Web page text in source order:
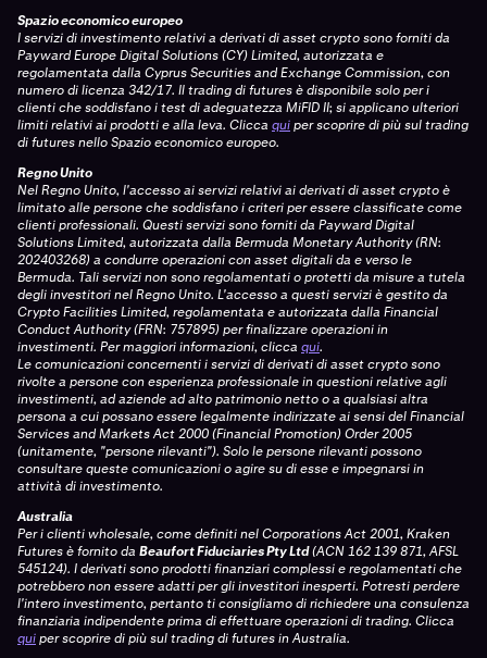
Spazio economico europeo
I servizi di investimento relativi a derivati di asset crypto sono forniti da
Payward Europe Digital Solutions (CY) Limited, autorizzata e
regolamentata dalla Cyprus Securities and Exchange Commission, con
numero di licenza 342/17. Il trading di futures è disponibile solo per i
clienti che soddisfano i test di adeguatezza MiFID II; si applicano ulteriori
limiti relativi ai prodotti e alla leva. Clicca quiper scoprire di più sul trading
di futures nello Spazio economico europeo.
Regno Unito
Nel Regno Unito, l'accesso ai servizi relativi ai derivati di asset crypto è
limitato alle persone che soddisfano i criteri per essere classificate come
clienti professionali. Questi servizi sono forniti da Payward Digital
Solutions Limited, autorizzata dalla Bermuda Monetary Authority (RN:
202403268) a condurre operazioni con asset digitali da e verso le
Bermuda. Tali servizi non sono regolamentati o protetti da misure a tutela
degli investitori nel Regno Unito. L'accesso a questi servizi è gestito da
Crypto Facilities Limited, regolamentata e autorizzata dalla Financial
Conduct Authority (FRN: 757895) per finalizzare operazioni in
investimenti. Per maggiori informazioni, clicca qui.
Le comunicazioni concernenti i servizi di derivati di asset crypto sono
rivolte a persone con esperienza professionale in questioni relative agli
investimenti, ad aziende ad alto patrimonio netto o a qualsiasi altra
persona a cui possano essere legalmente indirizzate ai sensi del Financial
Services and Markets Act 2000 (Financial Promotion) Order 2005
(unitamente, "persone rilevanti"). Solo le persone rilevanti possono
consultare queste comunicazioni o agire su di esse e impegnarsi in
attività di investimento.
Australia
Per i clienti wholesale, come definiti nel Corporations Act 2001, Kraken
Futures è fornito da Beaufort Fiduciaries Pty Ltd(ACN 162 139 871, AFSL
545124). I derivati sono prodotti finanziari complessi e regolamentati che
potrebbero non essere adatti per gli investitori inesperti. Potresti perdere
l'intero investimento, pertanto ti consigliamo di richiedere una consulenza
finanziaria indipendente prima di effettuare operazioni di trading. Clicca
quiper scoprire di più sul trading di futures in Australia.